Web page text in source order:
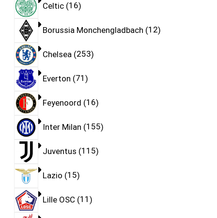
Celtic 16
Borussia Monchengladbach 12
Chelsea 253
Everton 71
Feyenoord 16
Inter Milan 155
Juventus 115
Lazio 15
Lille OSC 11